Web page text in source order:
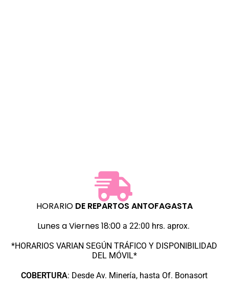
HORARIODE REPARTOS ANTOFAGASTA
Lunes a Viernes 18:00a 22:00 hrs. aprox.
*HORARIOS VARIAN SEGÚN TRÁFICO Y DISPONIBILIDAD
DEL MÓVIL*
COBERTURA: Desde Av. Minería, hasta Of. Bonasort